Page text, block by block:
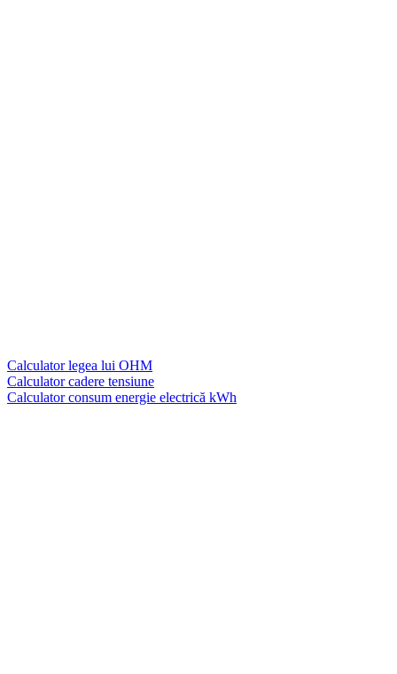
Calculator legea lui OHM
Calculator cadere tensiune
Calculator consum energie electrică kWh